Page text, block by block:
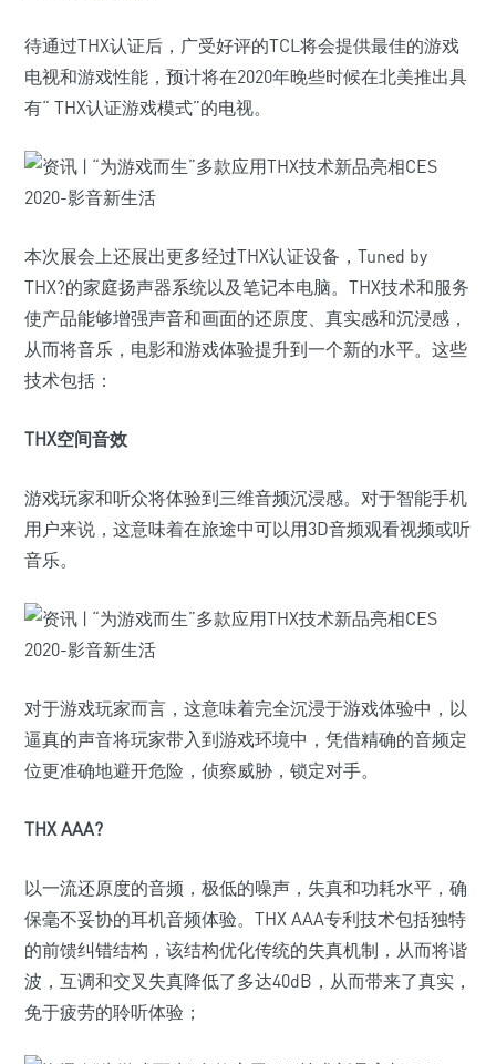
待通过THX认证后，广受好评的TCL将会提供最佳的游戏
电视和游戏性能，预计将在2020年晚些时候在北美推出具
有“ THX认证游戏模式”的电视。
本次展会上还展出更多经过THX认证设备，Tuned by
THX?的家庭扬声器系统以及笔记本电脑。THX技术和服务
使产品能够增强声音和画面的还原度、真实感和沉浸感，
从而将音乐，电影和游戏体验提升到一个新的水平。这些
技术包括：
THX空间音效
游戏玩家和听众将体验到三维音频沉浸感。对于智能手机
用户来说，这意味着在旅途中可以用3D音频观看视频或听
音乐。
对于游戏玩家而言，这意味着完全沉浸于游戏体验中，以
逼真的声音将玩家带入到游戏环境中，凭借精确的音频定
位更准确地避开危险，侦察威胁，锁定对手。
THX AAA?
以一流还原度的音频，极低的噪声，失真和功耗水平，确
保毫不妥协的耳机音频体验。THX AAA专利技术包括独特
的前馈纠错结构，该结构优化传统的失真机制，从而将谐
波，互调和交叉失真降低了多达40dB，从而带来了真实，
免于疲劳的聆听体验；